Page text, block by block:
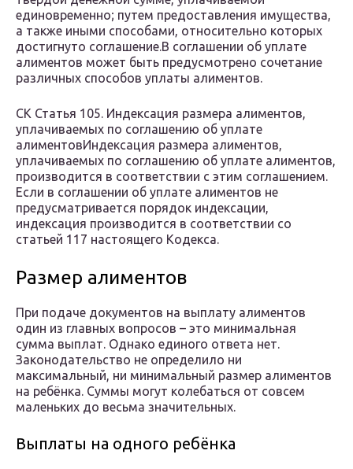
единовременно; путем предоставления имущества,
а также иными способами, относительно которых
достигнуто соглашение.В соглашении об уплате
алиментов может быть предусмотрено сочетание
различных способов уплаты алиментов.
СК Статья 105. Индексация размера алиментов,
уплачиваемых по соглашению об уплате
алиментовИндексация размера алиментов,
уплачиваемых по соглашению об уплате алиментов,
производится в соответствии с этим соглашением.
Если в соглашении об уплате алиментов не
предусматривается порядок индексации,
индексация производится в соответствии со
статьей 117 настоящего Кодекса.
Размер алиментов
При подаче документов на выплату алиментов
один из главных вопросов – это минимальная
сумма выплат. Однако единого ответа нет.
Законодательство не определило ни
максимальный, ни минимальный размер алиментов
на ребёнка. Суммы могут колебаться от совсем
маленьких до весьма значительных.
Выплаты на одного ребёнка